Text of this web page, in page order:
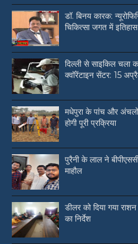
डॉ. बिनय कारक:
चिकित्सा जगत में इतिहास
दिल्ली से साइकिल चला
क्वॉरेंटाइन सेंटर: 15
मधेपुरा के पांच और अंचलों
होगी पूरी प्रक्रिया
पुरैनी के लाल ने
माहौल
डीलर को दिया गया
का निर्देश